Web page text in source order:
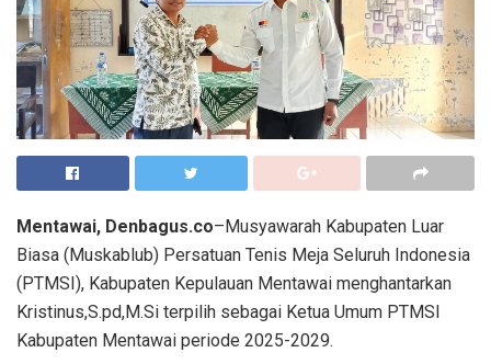
Mentawai, Denbagus.co–Musyawarah Kabupaten Luar
Biasa (Muskablub) Persatuan Tenis Meja Seluruh Indonesia
(PTMSI), Kabupaten Kepulauan Mentawai menghantarkan
Kristinus,S.pd,M.Si terpilih sebagai Ketua Umum PTMSI
Kabupaten Mentawai periode 2025-2029.